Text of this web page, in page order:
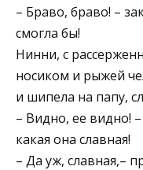
– Браво, браво! –
смогла бы!
Нинни, с
носиком и рыжей
и шипела на папу,
– Видно, ее видно!
какая она славная!
– Да уж, славная,–